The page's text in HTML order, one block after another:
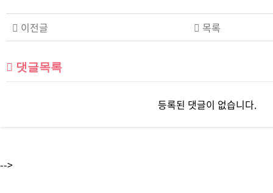
이전글 목록
댓글목록
등록된 댓글이 없습니다.
-->